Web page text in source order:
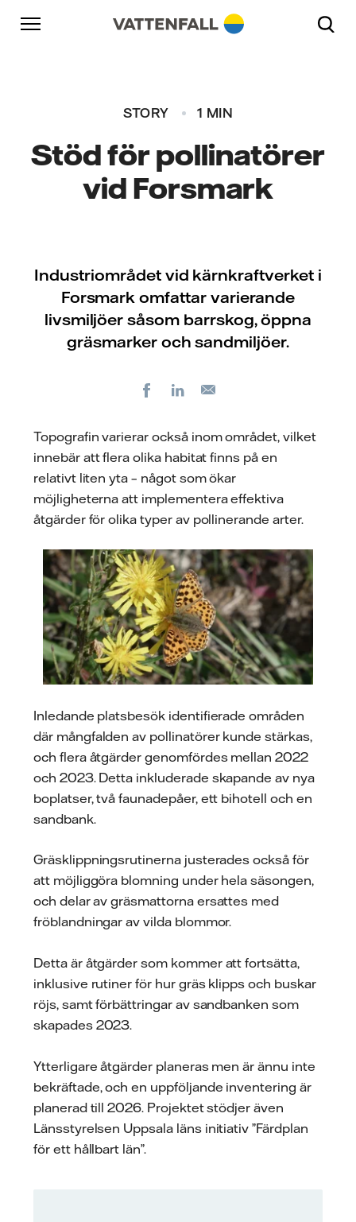
Skip to content
Gå till huvudnavigeringen
Gå till sidfoten
STORY 1 MIN
Stöd för pollinatörer
vid Forsmark
Industriområdet vid kärnkraftverket i
Forsmark omfattar varierande
livsmiljöer såsom barrskog, öppna
gräsmarker och sandmiljöer.
FacebookLinkedIn
Topografin varierar också inom området, vilket
innebär att flera olika habitat finns på en
relativt liten yta – något som ökar
möjligheterna att implementera effektiva
åtgärder för olika typer av pollinerande arter.
Inledande platsbesök identifierade områden
där mångfalden av pollinatörer kunde stärkas,
och flera åtgärder genomfördes mellan 2022
och 2023. Detta inkluderade skapande av nya
boplatser, två faunadepåer, ett bihotell och en
sandbank.
Gräsklippningsrutinerna justerades också för
att möjliggöra blomning under hela säsongen,
och delar av gräsmattorna ersattes med
fröblandningar av vilda blommor.
Detta är åtgärder som kommer att fortsätta,
inklusive rutiner för hur gräs klipps och buskar
röjs, samt förbättringar av sandbanken som
skapades 2023.
Ytterligare åtgärder planeras men är ännu inte
bekräftade, och en uppföljande inventering är
planerad till 2026. Projektet stödjer även
Länsstyrelsen Uppsala läns initiativ ”Färdplan
för ett hållbart län”.
Gå till huvudnavigeringen